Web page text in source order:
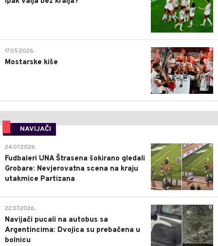
0
17.05.2026.
Mostarske kiše
NAVIJAČI
0
24.07.2026.
Fudbaleri UNA Štrasena šokirano gledali
Grobare: Nevjerovatna scena na kraju
utakmice Partizana
0
22.07.2026.
Navijači pucali na autobus sa
Argentincima: Dvojica su prebačena u
bolnicu